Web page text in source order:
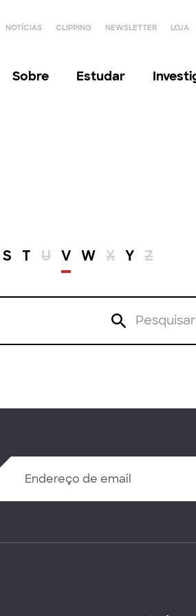
NOTÍCIAS CLIPPING NEWSLETTER LOJA
Sobre Estudar
S T U V W X Y Z